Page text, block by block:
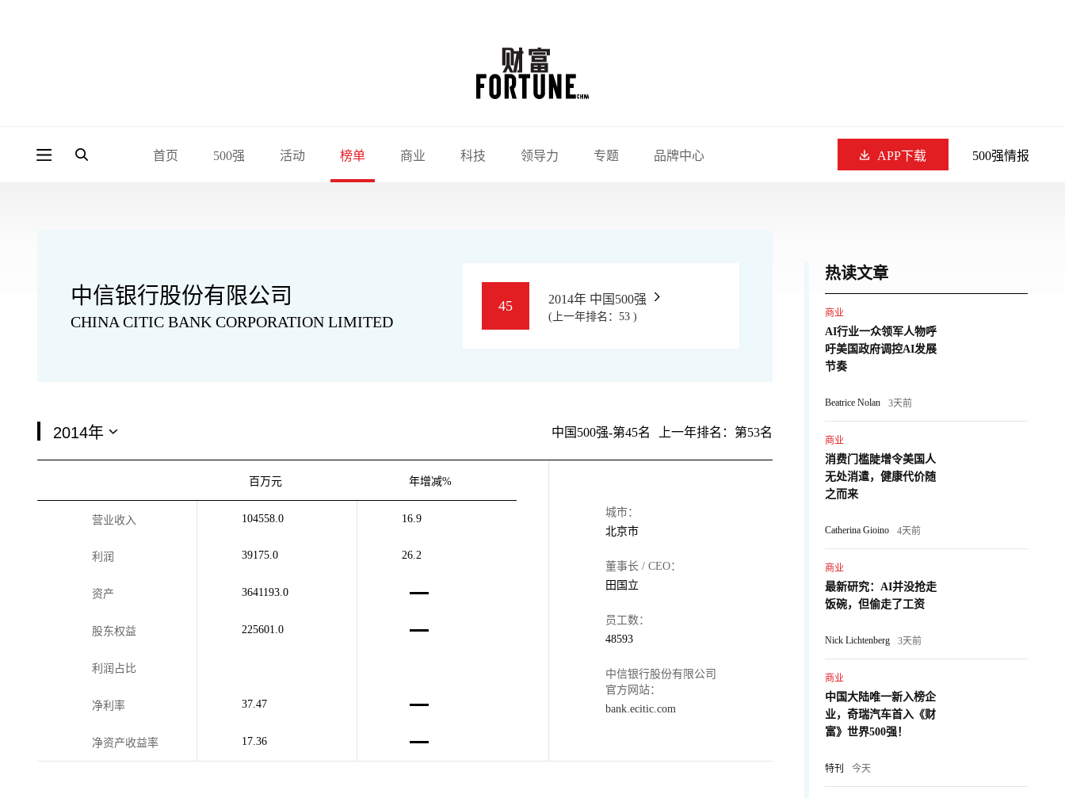
首页 500强 活动 榜单 商业 科技 领导力 专题 品牌中心 APP下载 500强情报
中信银行股份有限公司
CHINA CITIC BANK CORPORATION LIMITED
45 2014年 中国500强
(上一年排名：53 )
中国500强-第45名 上一年排名：第53名
百万元 年增减%
营业收入 104558.0 16.9
利润 39175.0 26.2
资产 3641193.0
股东权益 225601.0
利润占比
净利率 37.47
净资产收益率 17.36
城市：
北京市
董事长 / CEO：
田国立
员工数：
48593
中信银行股份有限公司
官方网站：
bank.ecitic.com
热读文章
商业
AI行业一众领军人物呼
吁美国政府调控AI发展
节奏
Beatrice Nolan 3天前
商业
消费门槛陡增令美国人
无处消遣，健康代价随
之而来
Catherina Gioino 4天前
商业
最新研究：AI并没抢走
饭碗，但偷走了工资
Nick Lichtenberg 3天前
商业
中国大陆唯一新入榜企
业，奇瑞汽车首入《财
富》世界500强！
特刊 今天